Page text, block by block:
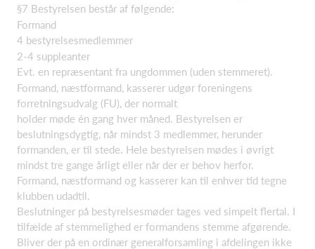
§7 Bestyrelsen består af følgende:
Formand
4 bestyrelsesmedlemmer
2-4 suppleanter
Evt. en repræsentant fra ungdommen (uden stemmeret).
Formand, næstformand, kasserer udgør foreningens
forretningsudvalg (FU), der normalt
holder møde én gang hver måned. Bestyrelsen er
beslutningsdygtig, når mindst 3 medlemmer, herunder
formanden, er til stede. Hele bestyrelsen mødes i øvrigt
mindst tre gange årligt eller når der er behov herfor.
Formand, næstformand og kasserer kan til enhver tid tegne
klubben udadtil.
Beslutninger på bestyrelsesmøder tages ved simpelt flertal. I
tilfælde af stemmelighed er formandens stemme afgørende.
Bliver der på en ordinær generalforsamling i afdelingen ikke